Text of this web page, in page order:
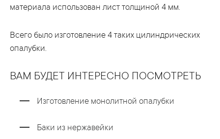
материала использован лист толщиной 4 мм.
Всего было изготовление 4 таких цилиндрических
опалубки.
ВАМ БУДЕТ ИНТЕРЕСНО ПОСМОТРЕТЬ
Изготовление монолитной опалубки
Баки из нержавейки